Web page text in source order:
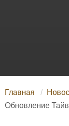
Главная
Обновление